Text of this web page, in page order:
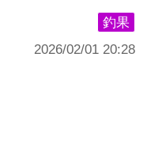
釣果
2026/02/01 20:28